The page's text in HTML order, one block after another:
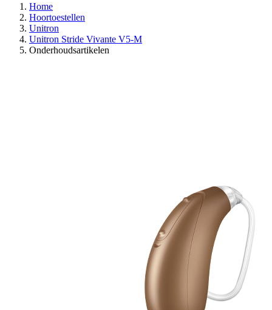
Home
Hoortoestellen
Unitron
Unitron Stride Vivante V5-M
Onderhoudsartikelen